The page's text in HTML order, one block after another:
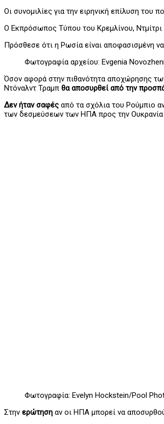
Οι συνομιλίες για την ειρηνική επίλυση
Ο Εκπρόσωπος Τύπου του Κρεμλίνου,
Πρόσθεσε ότι η Ρωσία είναι αποφασισμένη
Φωτογραφία αρχείου: Evgenia
Όσον αφορά στην πιθανότητα αποχώρησης
Ντόναλντ Τραμπ θα αποσυρθεί από την
Δεν ήταν σαφές από τα σχόλια του Ρούμπιο
των δεσμεύσεων των ΗΠΑ προς την Ουκρανία
Φωτογραφία: Evelyn Hockstein/Pool
Στην ερώτηση αν οι ΗΠΑ μπορεί να